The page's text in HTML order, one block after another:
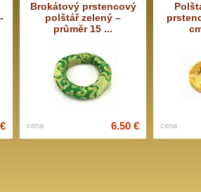
Brokátový prstencový
polštář zelený –
průměr 15 ...
cena 6.50 € cena